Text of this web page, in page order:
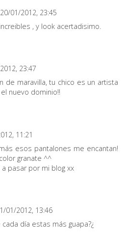
20/01/2012, 23:45
, y look acertadisimo.
23:47
de maravilla, tu chico es un artista
nuevo dominio!!
11:21
esos pantalones me encantan!
granate ^^
pasar por mi blog xx
01/2012, 13:46
día estas más guapa?¿